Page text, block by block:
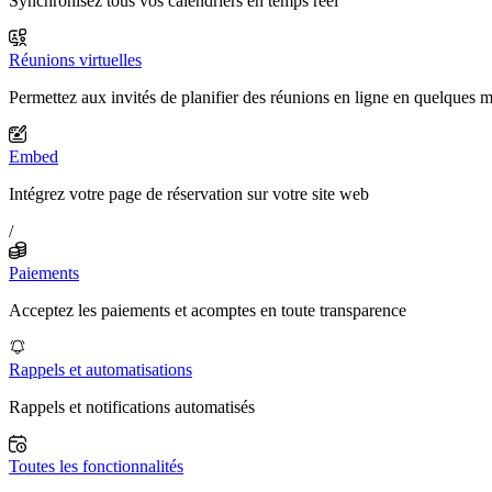
Réunions virtuelles
Permettez aux invités de planifier des réunions en ligne en quelques
Embed
Intégrez votre page de réservation sur votre site web
/
Paiements
Acceptez les paiements et acomptes en toute transparence
Rappels et automatisations
Rappels et notifications automatisés
Toutes les fonctionnalités